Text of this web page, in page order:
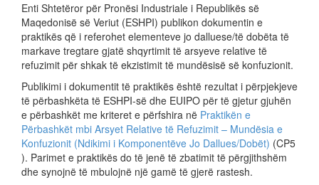
Enti Shtetëror për Pronësi Industriale i Republikës së
Maqedonisë së Veriut (ESHPI) publikon dokumentin e
praktikës që i referohet elementeve jo dalluese/të dobëta të
markave tregtare gjatë shqyrtimit të arsyeve relative të
refuzimit për shkak të ekzistimit të mundësisë së konfuzionit.
Publikimi i dokumentit të praktikës është rezultat i përpjekjeve
të përbashkëta të ESHPI-së dhe EUIPO për të gjetur gjuhën
e përbashkët me kriteret e përfshira në Praktikën e
Përbashkët mbi Arsyet Relative të Refuzimit – Mundësia e
Konfuzionit (Ndikimi i Komponentëve Jo Dallues/Dobët) (CP5
). Parimet e praktikës do të jenë të zbatimit të përgjithshëm
dhe synojnë të mbulojnë një gamë të gjerë rastesh.